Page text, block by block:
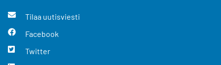
Tilaa uutisviesti
Facebook
Twitter